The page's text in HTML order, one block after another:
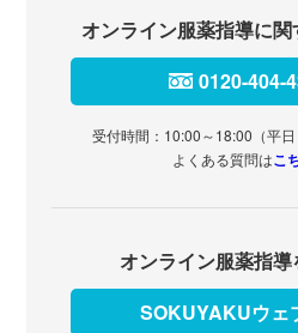
オンライン服薬指導に
0120-404-
受付時間：10:00～18:00（平日
よくある質問はこ
オンライン服薬指導
SOKUYAKUウェ